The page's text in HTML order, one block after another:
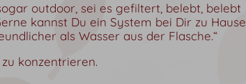
outdoor, sei es gefiltert, belebt, belebt
kannst Du ein System bei Dir zu Hause
als Wasser aus der Flasche.“
konzentrieren.